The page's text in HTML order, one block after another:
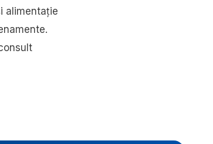
alimentație